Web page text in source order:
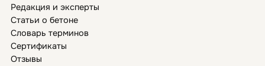
Редакция и эксперты
Статьи о бетоне
Словарь терминов
Сертификаты
Отзывы